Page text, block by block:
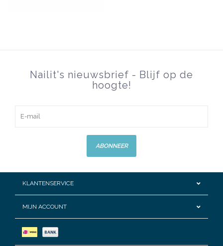
Nailit's nieuwsbrief - Blijf op de
hoogte!
ABONNEER
KLANTENSERVICE
MIJN ACCOUNT